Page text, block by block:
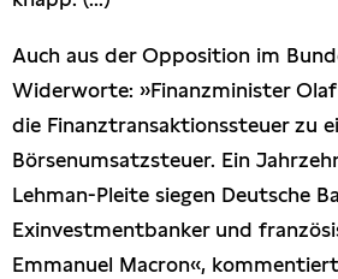
Auch aus der Opposition im
Widerworte: »Finanzminister
die Finanztransaktionssteuer zu
Börsenumsatzsteuer. Ein
Lehman-Pleite siegen Deutsche
Exinvestmentbanker und
Emmanuel Macron«,